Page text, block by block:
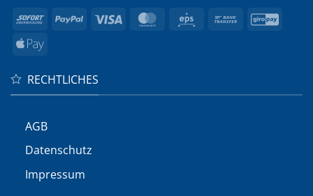
Sofort PayPal Visa MasterCard
Eps
Bank
Apple
RECHTLICHES
AGB
Datenschutz
Impressum